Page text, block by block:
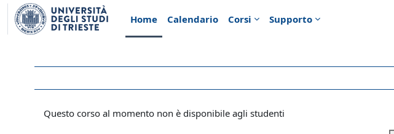
Vai al contenuto principale
Home
Calendario Corsi Supporto
Questo corso al momento non è disponibile agli studenti